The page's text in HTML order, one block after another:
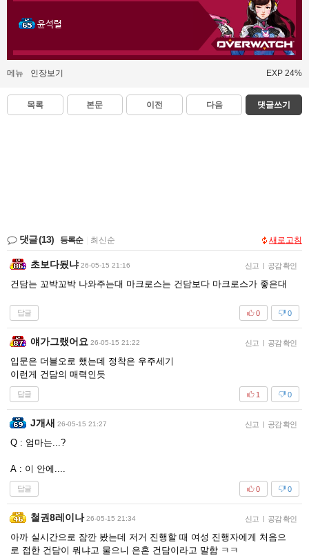
윤석렬
메뉴 인장보기 EXP 24%
목록 본문 이전 다음 댓글쓰기
댓글(13) 등록순 최신순 새로고침
초보다됬냐 26-05-15 21:16 신고 | 공감 확인
건담는 꼬박꼬박 나와주는대 마크로스는 건담보다 마크로스가 좋은대
답글 0
0
얘가그랬어요 26-05-15 21:22 신고 | 공감 확인
입문은 더블오로 했는데 정착은 우주세기
이런게 건담의 매력인듯
답글 0
1
J개새 26-05-15 21:27 신고 | 공감 확인
Q : 엄마는...?
A : 이 안에....
답글 0
0
철권8레이나 26-05-15 21:34 신고 | 공감 확인
아까 실시간으로 잠깐 봤는데 저거 진행할 때 여성 진행자에게 처음으
로 접한 건담이 뭐냐고 물으니 은혼 건담이라고 말함 ㅋㅋ